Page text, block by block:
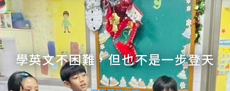
學英文不困難，但也不是一步登天